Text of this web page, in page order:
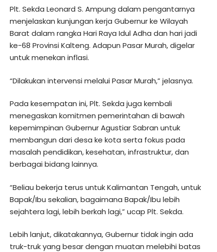
Plt. Sekda Leonard S. Ampung dalam pengantarnya
menjelaskan kunjungan kerja Gubernur ke Wilayah
Barat dalam rangka Hari Raya Idul Adha dan hari jadi
ke-68 Provinsi Kalteng. Adapun Pasar Murah, digelar
untuk menekan inflasi.
“Dilakukan intervensi melalui Pasar Murah,” jelasnya.
Pada kesempatan ini, Plt. Sekda juga kembali
menegaskan komitmen pemerintahan di bawah
kepemimpinan Gubernur Agustiar Sabran untuk
membangun dari desa ke kota serta fokus pada
masalah pendidikan, kesehatan, infrastruktur, dan
berbagai bidang lainnya.
“Beliau bekerja terus untuk Kalimantan Tengah, untuk
Bapak/Ibu sekalian, bagaimana Bapak/Ibu lebih
sejahtera lagi, lebih berkah lagi,” ucap Plt. Sekda.
Lebih lanjut, dikatakannya, Gubernur tidak ingin ada
truk-truk yang besar dengan muatan melebihi batas